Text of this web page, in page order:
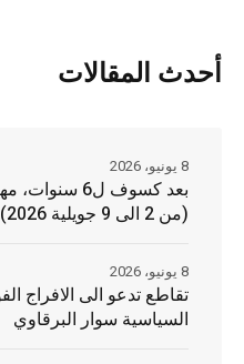
أحدث المقالات
بعد كسوف ل6
(من 2 الى 9 جويلية 2026)
8 يونيو، 2026
تقاطع تدعو الى الافراج
السياسية سوار البرقاوي
8 يونيو، 2026